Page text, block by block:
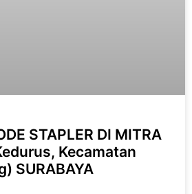
STAPLER DI MITRA
Kecamatan
SURABAYA